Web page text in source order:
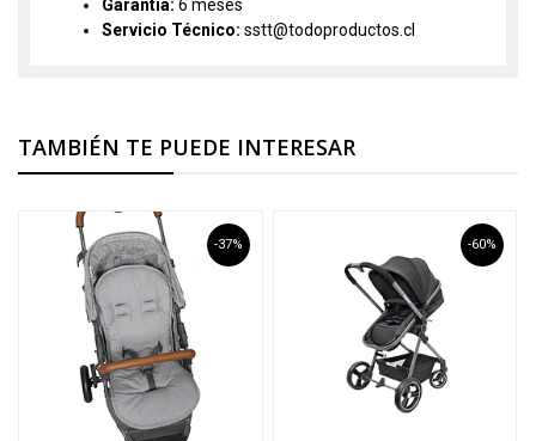
Garantía: 6 meses
Servicio Técnico: sstt@todoproductos.cl
TAMBIÉN TE PUEDE INTERESAR
-37% -60%